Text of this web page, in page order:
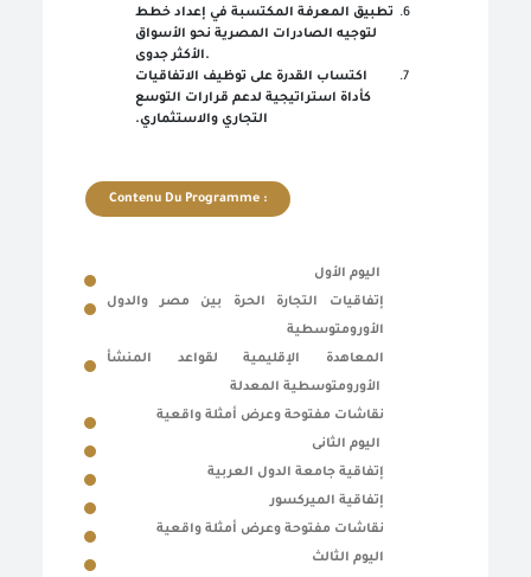
تطبيق المعرفة المكتسبة في إعداد خطط
لتوجيه الصادرات المصرية نحو الأسواق
الأكثر جدوى.
اكتساب القدرة على توظيف الاتفاقيات
كأداة استراتيجية لدعم قرارات التوسع
التجاري والاستثماري.
Contenu Du Programme :
إتفاقيات التجارة الحرة بين مصر والدول
الأورومتوسطية
المعاهدة الإقليمية لقواعد المنشأ
نقاشات مفتوحة وعرض أمثلة واقعية
إتفاقية جامعة الدول العربية
إتفاقية الميركسور
نقاشات مفتوحة وعرض أمثلة واقعية
اليوم الثالث